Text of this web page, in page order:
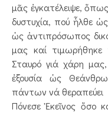
μᾶς ἐγκατέλειψε,
δυστυχία, πού ἦλθε
ὡς ἀντιπρόσωπος
μας καί
Σταυρό γιά χάρη
ἐξουσία ὡς
πάντων νά
Πόνεσε Ἐκεῖνος ὅσο